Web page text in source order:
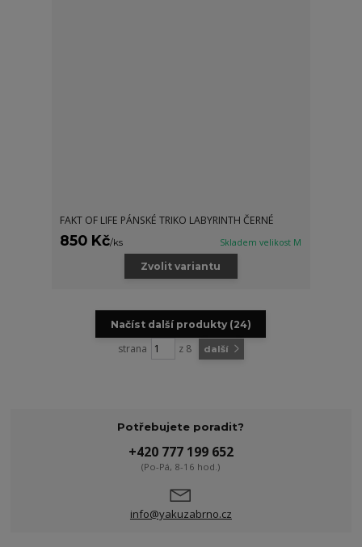
FAKT OF LIFE PÁNSKÉ TRIKO LABYRINTH ČERNÉ
850 Kč/ks Skladem velikost M
Zvolit variantu
Načíst další produkty (24)
strana z 8 další
Potřebujete poradit?
+420 777 199 652
(Po-Pá, 8-16 hod.)
info@yakuzabrno.cz